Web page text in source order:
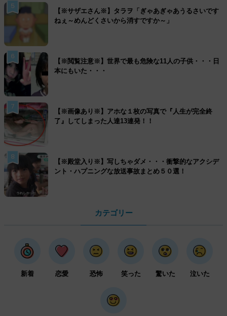
5
【※サザエさん※】タラヲ「ぎゃあぎゃあうるさいです
ねぇ～めんどくさいから消すですか～」
6
【※閲覧注意※】世界で最も危険な11人の子供・・・日
本にもいた・・・
7
【※画像あり※】アホな１枚の写真で『人生が完全終
了』してしまった人達13連発！！
8
【※殿堂入り※】写しちゃダメ・・・衝撃的なアクシデ
ント・ハプニングな放送事故まとめ５０選！
カテゴリー
新着 恋愛 恐怖 笑った 驚いた 泣いた